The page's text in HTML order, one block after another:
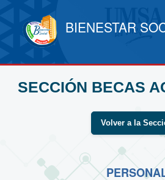
BIENESTAR
SECCIÓN BECAS
Volver a la